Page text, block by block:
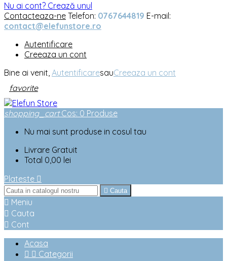
Nu ai cont? Crează unul
Contacteaza-ne Telefon: 0767644819 E-mail:
contact@elefunstore.ro
Autentificare
Creeaza un cont
Bine ai venit, AutentificaresauCreeaza un cont
favorite
shopping_cart Cos: 0 Produse
Nu mai sunt produse in cosul tau
Livrare Gratuit
Total 0,00 lei
Plateste 
 Cauta
 Meniu
 Cauta
 Cont
Acasa
  Categorii